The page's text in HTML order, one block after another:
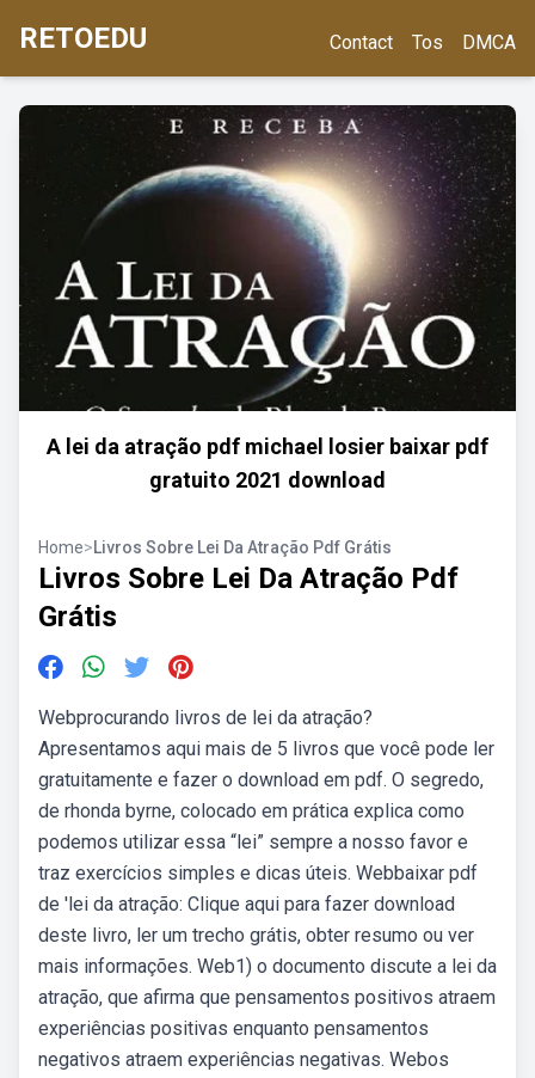
RETOEDU Contact Tos DMCA
A lei da atração pdf michael losier baixar pdf
gratuito 2021 download
Home>Livros Sobre Lei Da Atração Pdf Grátis
Livros Sobre Lei Da Atração Pdf
Grátis
Webprocurando livros de lei da atração?
Apresentamos aqui mais de 5 livros que você pode ler
gratuitamente e fazer o download em pdf. O segredo,
de rhonda byrne, colocado em prática explica como
podemos utilizar essa “lei” sempre a nosso favor e
traz exercícios simples e dicas úteis. Webbaixar pdf
de 'lei da atração: Clique aqui para fazer download
deste livro, ler um trecho grátis, obter resumo ou ver
mais informações. Web1) o documento discute a lei da
atração, que afirma que pensamentos positivos atraem
experiências positivas enquanto pensamentos
negativos atraem experiências negativas. Webos